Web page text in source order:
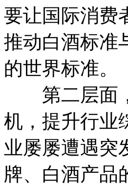
要让国际消费
推动白酒标准
的世界标准。
第二层面，
机，提升行业
业屡屡遭遇突
牌、白酒产品